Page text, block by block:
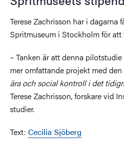
Terese Zachrisson har i dagarna
Spritmuseum i Stockholm för
–Tanken är att denna
meromfattande projekt med
ära och social kontroll i det
Terese Zachrisson, forskare vid
studier.
Text: Cecilia Sjöberg